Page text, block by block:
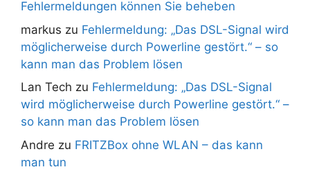
Fehlermeldungen können Sie beheben
markus zu Fehlermeldung: „Das DSL-Signal wird
möglicherweise durch Powerline gestört.“ – so
kann man das Problem lösen
Lan Tech zu Fehlermeldung: „Das DSL-Signal
wird möglicherweise durch Powerline gestört.“ –
so kann man das Problem lösen
Andre zu FRITZBox ohne WLAN – das kann
man tun